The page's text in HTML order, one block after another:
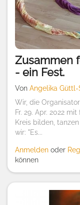
Zusammen
- ein Fest.
Von Angelika
Wir, die
Fr. 29. Apr. 2022
Kreis bilden,
wir: "Es...
Anmelden oder
können